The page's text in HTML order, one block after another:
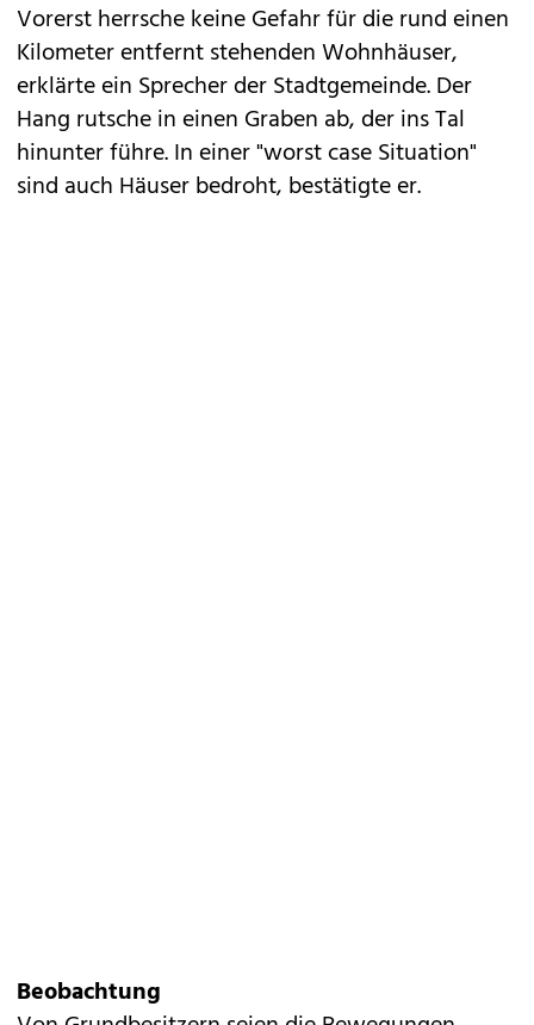
Vorerst herrsche keine Gefahr für die rund einen
Kilometer entfernt stehenden Wohnhäuser,
erklärte ein Sprecher der Stadtgemeinde. Der
Hang rutsche in einen Graben ab, der ins Tal
hinunter führe. In einer "worst case Situation"
sind auch Häuser bedroht, bestätigte er.
Beobachtung